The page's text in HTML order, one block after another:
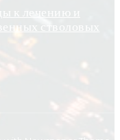
к лечению и
стволовых